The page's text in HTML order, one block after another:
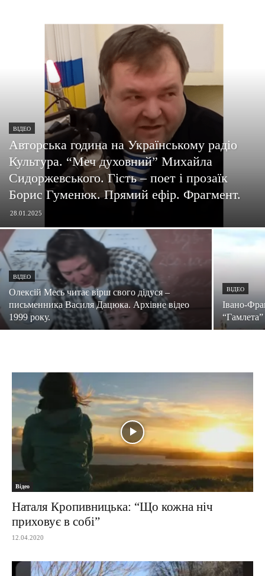
ВІДЕО
Авторська година на Українському радіо
Культура. “Меч духовний” Михайла
Сидоржевського. Гість – поет і прозаїк
Борис Гуменюк. Прямий ефір. Фрагмент.
28.01.2025
ВІДЕО
Олексій Месь читає вірш свого дідуся –
письменника Василя Дацюка. Архівне відео
1999 року.
ВІДЕО
Івано-
Відео
Наталя Кропивницька: “Що кожна ніч
приховує в собі”
12.04.2020